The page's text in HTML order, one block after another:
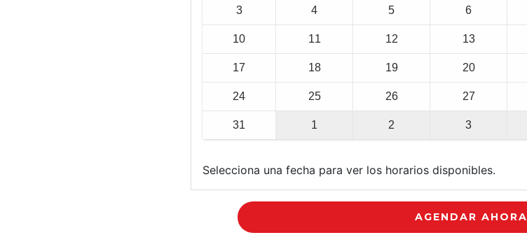
3 4 5 6
10 11 12 13
17 18 19 20
24 25 26 27
31 1 2 3
Selecciona una fecha para ver los horarios disponibles.
AGENDAR AHORA